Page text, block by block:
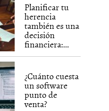
Planificar tu
herencia
también es una
decisión
financiera:...
¿Cuánto cuesta
un software
punto de
venta?